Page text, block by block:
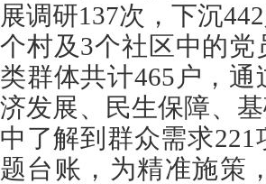
展调研137次，下沉
个村及3个社区中的
类群体共计465户，
济发展、民生保障、
中了解到群众需求
题台账，为精准施策